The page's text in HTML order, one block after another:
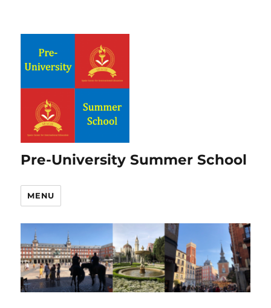
Pre-University Summer School
MENU